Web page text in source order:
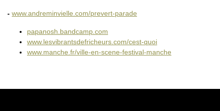
- www.andreminvielle.com/prevert-parade
papanosh.bandcamp.com
www.lesvibrantsdefricheurs.com/cest-quoi
www.manche.fr/ville-en-scene-festival-manche